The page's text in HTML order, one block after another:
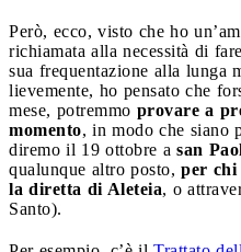
Però, ecco, visto che ho
richiamata alla necessità di
sua frequentazione alla lunga
lievemente, ho pensato che
mese, potremmo provare a
momento, in modo che siano
diremo il 19 ottobre a san
qualunque altro posto, per chi
la diretta di Aleteia, o
Santo).